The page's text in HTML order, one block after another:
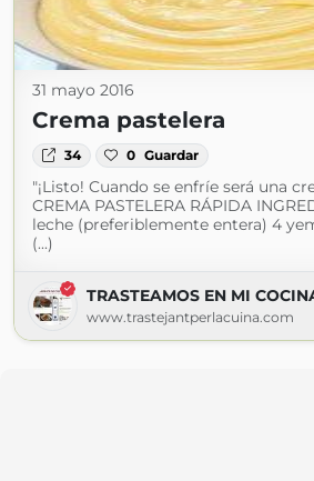
31 mayo 2016
Crema pastelera
34 0 Guardar
"¡Listo! Cuando se enfríe será una
CREMA PASTELERA RÁPIDA
leche (preferiblemente entera) 4
(...)
TRASTEAMOS EN MI
www.trastejantperlacuina.com